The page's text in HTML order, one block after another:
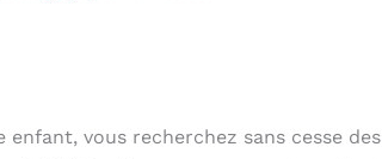
vous recherchez sans cesse des